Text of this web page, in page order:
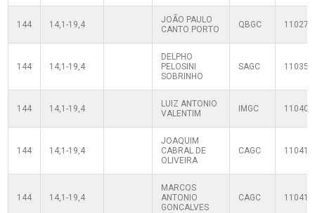
144 14,1-19,4
JOÃO PAULO
CANTO PORTO
QBGC
144 14,1-19,4
DELPHO
PELOSINI
SOBRINHO
SAGC
144 14,1-19,4
LUIZ ANTONIO
VALENTIM
IMGC
144 14,1-19,4
JOAQUIM
CABRAL DE
OLIVEIRA
CAGC
144 14,1-19,4
MARCOS
ANTONIO
GONCALVES
CAGC